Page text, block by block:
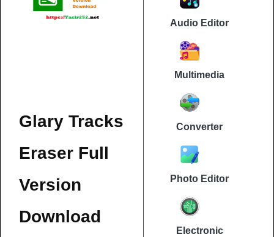
Glary Tracks
Eraser Full
Version
Download
Audio Editor
Multimedia
Converter
Photo Editor
Electronic